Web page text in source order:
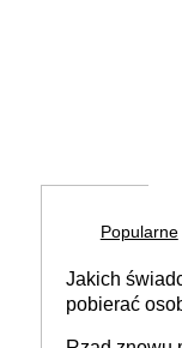
Popularne
Jakich
pobierać